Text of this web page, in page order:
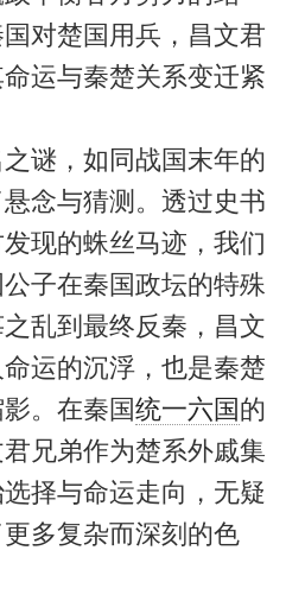
对楚国用兵，昌文君
运与秦楚关系变迁紧
，如同战国末年的
念与猜测。透过史书
现的蛛丝马迹，我们
子在秦国政坛的特殊
乱到最终反秦，昌文
运的沉浮，也是秦楚
。在秦国统一六国的
兄弟作为楚系外戚集
择与命运走向，无疑
多复杂而深刻的色